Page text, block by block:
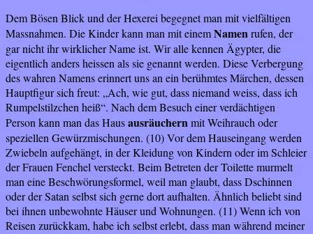
Dem Bösen Blick und der Hexerei begegnet man mit vielfältigen
Massnahmen. Die Kinder kann man mit einemNamen rufen, der
gar nicht ihr wirklicher Name ist. Wir alle kennen Ägypter, die
eigentlich anders heissen als sie genannt werden. Diese Verbergung
des wahren Namens erinnert uns an ein berühmtes Märchen, dessen
Hauptfigur sich freut: „Ach, wie gut, dass niemand weiss, dass ich
Rumpelstilzchen heiß“. Nach dem Besuch einer verdächtigen
Person kann man das Hausausräuchern mit Weihrauch oder
speziellen Gewürzmischungen. (10) Vor dem Hauseingang werden
Zwiebeln aufgehängt, in der Kleidung von Kindern oder im Schleier
der Frauen Fenchel versteckt. Beim Betreten der Toilette murmelt
man eine Beschwörungsformel, weil man glaubt, dass Dschinnen
oder der Satan selbst sich gerne dort aufhalten. Ähnlich beliebt sind
bei ihnen unbewohnte Häuser und Wohnungen. (11) Wenn ich von
Reisen zurückkam, habe ich selbst erlebt, dass man während meiner